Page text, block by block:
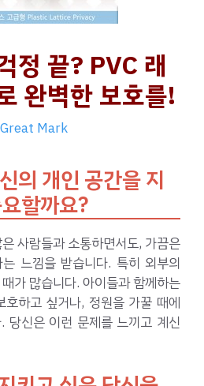
정 끝? PVC 래
완벽한 보호를!
Great Mark
의 개인 공간을 지
할까요?
사람들과 소통하면서도, 가끔은
느낌을 받습니다. 특히 외부의
가 많습니다. 아이들과 함께하는
하고 싶거나, 정원을 가꿀 때에
당신은 이런 문제를 느끼고 계신